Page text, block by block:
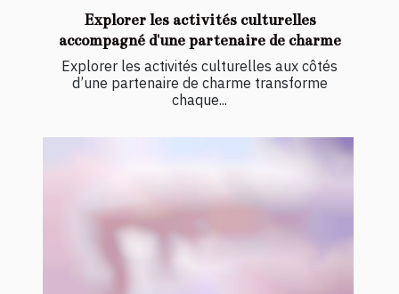
Explorer les activités culturelles
accompagné d'une partenaire de charme
Explorer les activités culturelles aux côtés
d’une partenaire de charme transforme
chaque...